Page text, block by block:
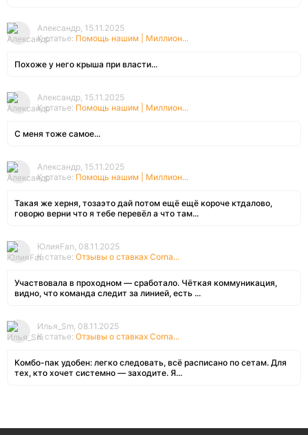
Александр, 15.11.2025
К статье: Помощь нашим | Миллион...
Похоже у него крыша при власти...
Александр, 15.11.2025
К статье: Помощь нашим | Миллион...
С меня тоже самое...
Александр, 15.11.2025
К статье: Помощь нашим | Миллион...
Такая же херня, тозаэто дай потом ещё ещё короче ктдалово,
говорю верни что я тебе перевёл а что там...
ЮлияFan, 08.11.2025
К статье: Отзывы о ставках Corna...
Участвовала в проходном — сработало. Чёткая коммуникация,
видно, что команда следит за линией, есть ...
Илья_Sm, 08.11.2025
К статье: Отзывы о ставках Corna...
Комбо-пак удобен: легко следовать, всё расписано по сетам. Для
тех, кто хочет системно — заходите. Я...